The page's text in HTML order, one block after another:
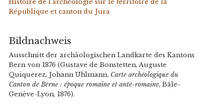
Histoire de l’archéologie sur le territoire de la
République et canton du Jura
Bildnachweis
Ausschnitt der archäologischen Landkarte des Kantons
Bern von 1876 (Gustave de Bonstetten, Auguste
Quiquerez, Johann Uhlmann, Carte archéologique du
Canton de Berne : époque romaine et anté-romaine, Bâle-
Genève-Lyon, 1876).